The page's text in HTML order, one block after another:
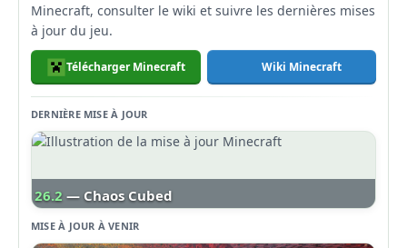
Minecraft, consulter le wiki et suivre les dernières mises
à jour du jeu.
Télécharger Minecraft Wiki Minecraft
DERNIÈRE MISE À JOUR
26.2 — Chaos Cubed
MISE À JOUR À VENIR